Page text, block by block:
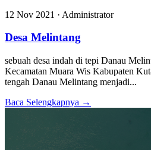
12 Nov 2021 · Administrator
Desa Melintang
sebuah desa indah di tepi Danau
Kecamatan Muara Wis Kabupaten
tengah Danau Melintang menjadi...
Baca Selengkapnya →